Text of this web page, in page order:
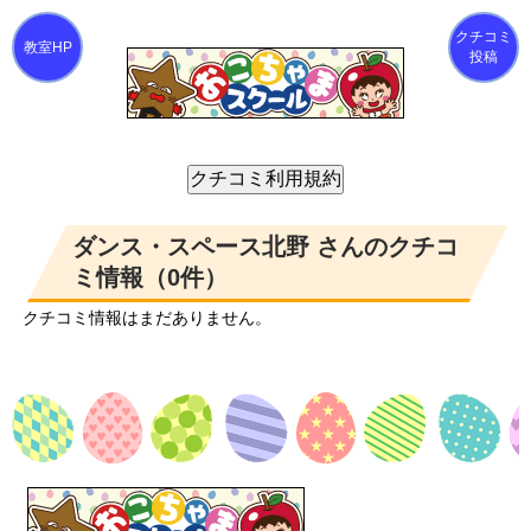
クチコミ
投稿
ダンス・スペース北野 さんのクチコ
ミ情報（0件）
クチコミ情報はまだありません。